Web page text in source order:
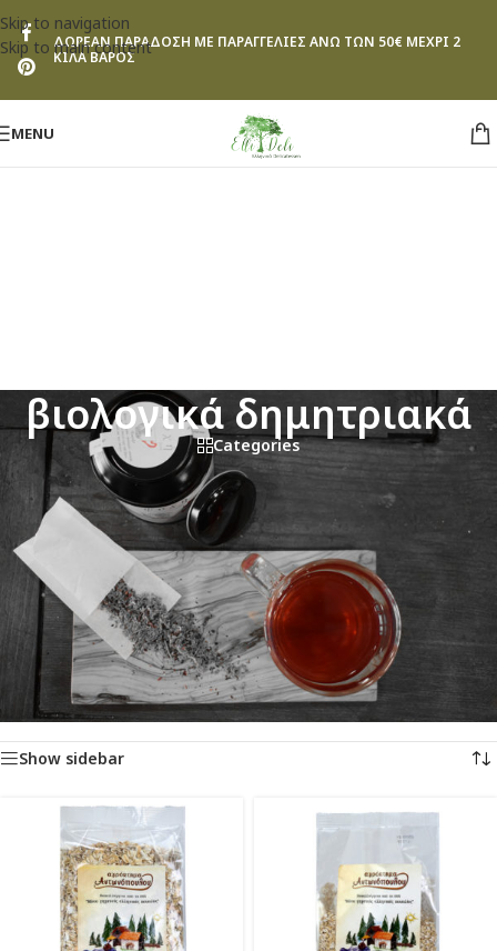
Skip to navigation
Skip to main content
ΔΩΡΕΑΝ ΠΑΡΑΔΟΣΗ ΜΕ ΠΑΡΑΓΓΕΛΙΕΣ ΑΝΩ ΤΩΝ 50€ ΜΕΧΡΙ 2
ΚΙΛΑ ΒΑΡΟΣ
MENU
βιολογικά δημητριακά
Categories
Αρχική σελίδα/Προϊόντα με ετικέτα “βιολογικά δημητριακά”
Προβάλλονται όλα - 3 αποτελέσματα
Show sidebar